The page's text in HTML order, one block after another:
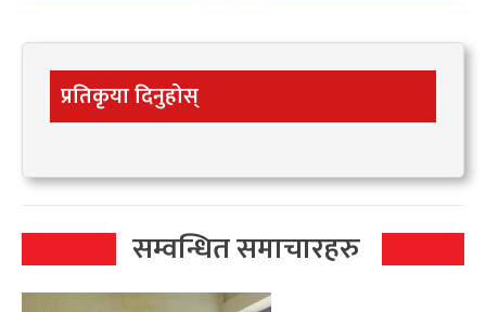
प्रतिकृया दिनुहोस्
सम्वन्धित समाचारहरु